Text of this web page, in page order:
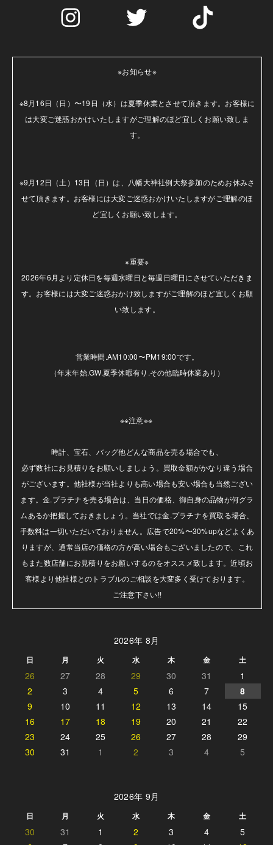
※お知らせ※
※8月16日（日）〜19日（水）は夏季休業とさせて頂きます。お客様に
は大変ご迷惑おかけいたしますがご理解のほど宜しくお願い致しま
す。
※9月12日（土）13日（日）は、八幡大神社例大祭参加のためお休みさ
せて頂きます。お客様には大変ご迷惑おかけいたしますがご理解のほ
ど宜しくお願い致します。
※重要※
2026年6月より定休日を毎週水曜日と毎週日曜日にさせていただきま
す。お客様には大変ご迷惑おかけ致しますがご理解のほど宜しくお願
い致します。
営業時間.AM10:00〜PM19:00です。
（年末年始.GW.夏季休暇有り.その他臨時休業あり）
※※注意※※
時計、宝石、バッグ他どんな商品を売る場合でも、
必ず数社にお見積りをお願いしましょう。買取金額がかなり違う場合
がございます。他社様が当社よりも高い場合も安い場合も当然ござい
ます。金.プラチナを売る場合は、当日の価格、御自身の品物が何グラ
ムあるか把握しておきましょう。当社では金.プラチナを買取る場合、
手数料は一切いただいておりません。広告で20%〜30%upなどよくあ
りますが、通常当店の価格の方が高い場合もございましたので、これ
もまた数店舗にお見積りをお願いするのをオススメ致します。近頃お
客様より他社様とのトラブルのご相談を大変多く受けております。
ご注意下さい!!
2026年 8月
日 月 火 水 木 金 土
26 27 28 29 30 31
1
2
3 4 5 6 7
8
9
10 11 12 13 14
15
16
17 18 19 20 21
22
23
24 25 26 27 28
29
30
31 1 2 3 4 5
2026年 9月
日 月 火 水 木 金 土
30 31 1 2 3 4
5